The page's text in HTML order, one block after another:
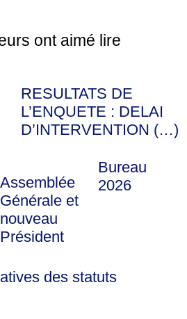
ont aimé lire
RESULTATS DE
L’ENQUETE : DELAI
D’INTERVENTION (…)
Assemblée
Générale et
nouveau
Président
Bureau
2026
des statuts